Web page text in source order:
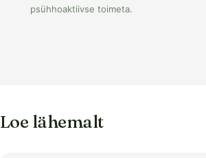
psühhoaktiivse toimeta.
Loe lähemalt